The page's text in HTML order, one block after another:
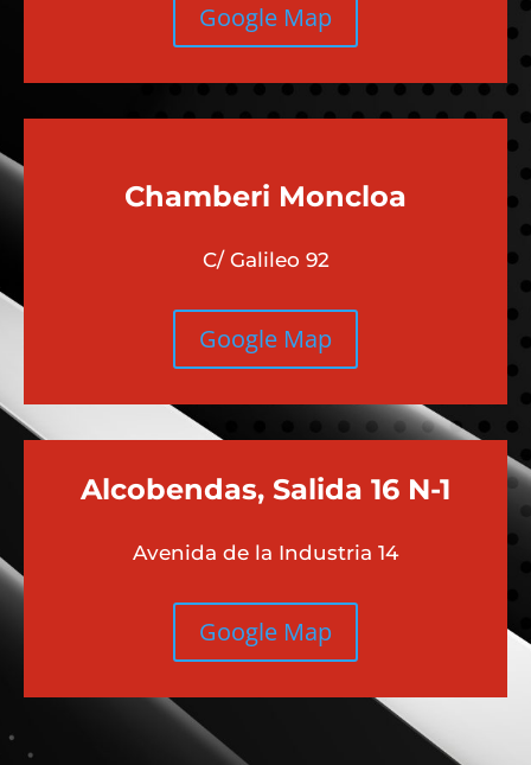
Google Map
Chamberi Moncloa
C/ Galileo 92
Google Map
Alcobendas, Salida 16 N-1
Avenida de la Industria 14
Google Map